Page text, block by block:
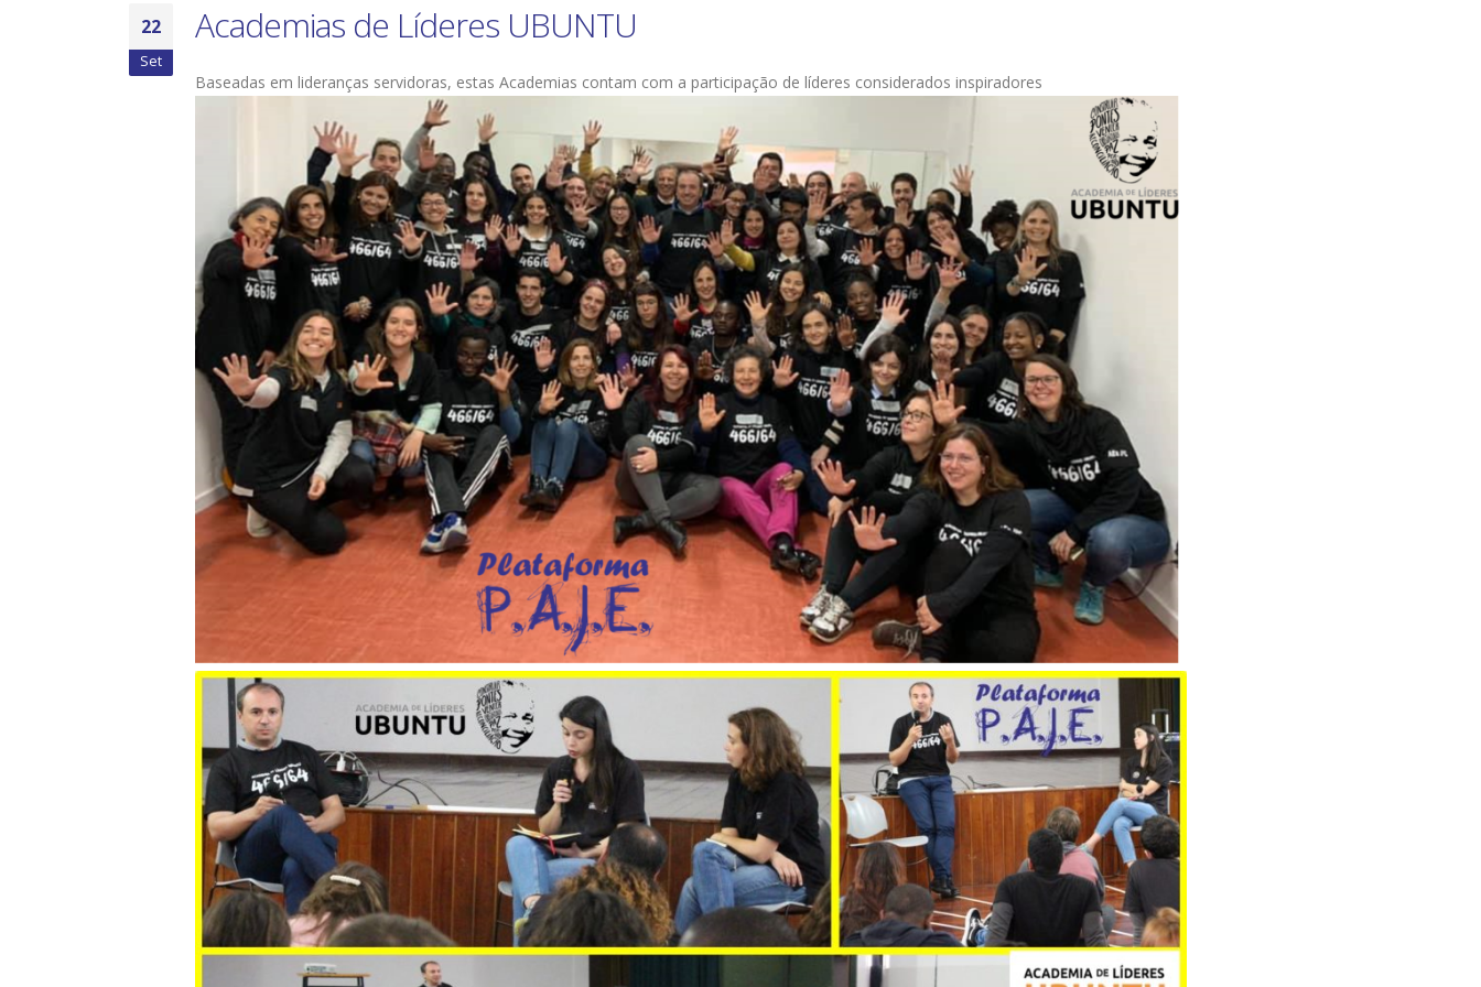
22
Set
Academias de Líderes UBUNTU
Baseadas em lideranças servidoras, estas Academias contam com a participação de líderes considerados inspiradores